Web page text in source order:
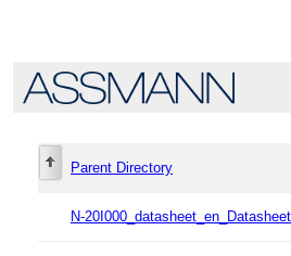
Parent Directory
N-